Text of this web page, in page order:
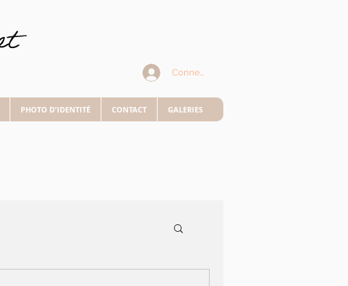
Connexion
PHOTO D'IDENTITÉ CONTACT GALERIES